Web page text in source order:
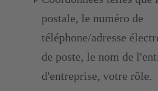
postale, le numéro de
téléphone/adresse
de poste, le nom de
d'entreprise, votre rôle.